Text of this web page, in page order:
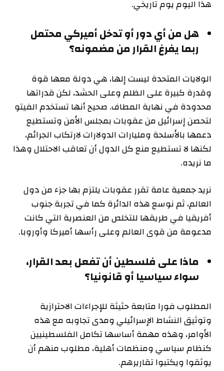
هذا اليوم يوم تاريخي.
هل من أي دور أو تدخل أميركي محتمل
ربما يفرغ القرار من مضمونه؟
الولايات المتحدة ليست إلها، هي دولة معها قوة
وقدرة كبيرة على الظلم وعلى الحشد، لكن قدراتها
محدودة في نهاية المطاف. صحيح أنها تستخدم الفيتو
لتحصن إسرائيل من عقوبات بمجلس الأمن وتستطيع
دعمها بالأسلحة ومليارات الدولارات لارتكاب الجرائم،
لكنها لا تستطيع منع كل الدول أن تعاقب الاحتلال وهذا
ما نريده.
نريد جمعية عامة تقرر عقوبات يلتزم بها جزء من دول
العالم، ثم نوسع هذه الدائرة كما في تجربة جنوب
أفريقيا في طريقها للتخلص من العنصرية التي كانت
مدعومة من قوى العالم وعلى رأسها أميركا وأوروبا.
ماذا على فلسطين أن تفعل بعد القرار،
سواء سياسيا أو قانونيا؟
المطلوب فورا متابعة حثيثة للإجراءات الاحترازية
وتوثيق النشاط الإسرائيلي ومدى تجاوبه مع هذه
الأوامر، وهذه مهمة أساسها تكامل الفلسطينيين
كنظام سياسي ومنظمات أهلية، مطلوب منهم أن
يوثقوا ويكتبوا تقاريرهم.